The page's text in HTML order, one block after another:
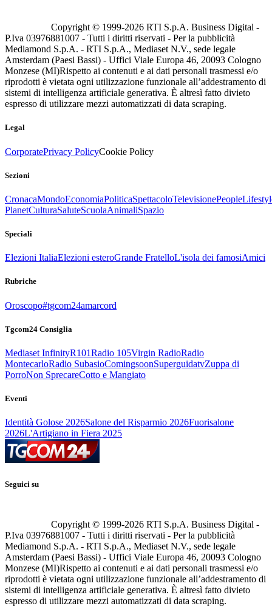
Copyright © 1999-2026 RTI S.p.A. Business Digital -
P.Iva 03976881007 - Tutti i diritti riservati - Per la pubblicità
Mediamond S.p.A. - RTI S.p.A., Mediaset N.V., sede legale
Amsterdam (Paesi Bassi) - Uffici Viale Europa 46, 20093 Cologno
Monzese (MI)Rispetto ai contenuti e ai dati personali trasmessi e/o
riprodotti è vietata ogni utilizzazione funzionale all’addestramento di
sistemi di intelligenza artificiale generativa. È altresì fatto divieto
espresso di utilizzare mezzi automatizzati di data scraping.
Legal
CorporatePrivacy PolicyCookie Policy
Sezioni
CronacaMondoEconomiaPoliticaSpettacoloTelevisionePeople
PlanetCulturaSaluteScuolaAnimaliSpazio
Speciali
Elezioni ItaliaElezioni esteroGrande FratelloL'isola dei famosiAmici
Rubriche
Oroscopo#tgcom24amarcord
Tgcom24 Consiglia
Mediaset InfinityR101Radio 105Virgin RadioRadio
MontecarloRadio SubasioComingsoonSuperguidatvZuppa di
PorroNon SprecareCotto e Mangiato
Eventi
Identità Golose 2026Salone del Risparmio 2026Fuorisalone
2026L'Artigiano in Fiera 2025
Seguici su
Copyright © 1999-2026 RTI S.p.A. Business Digital -
P.Iva 03976881007 - Tutti i diritti riservati - Per la pubblicità
Mediamond S.p.A. - RTI S.p.A., Mediaset N.V., sede legale
Amsterdam (Paesi Bassi) - Uffici Viale Europa 46, 20093 Cologno
Monzese (MI)Rispetto ai contenuti e ai dati personali trasmessi e/o
riprodotti è vietata ogni utilizzazione funzionale all’addestramento di
sistemi di intelligenza artificiale generativa. È altresì fatto divieto
espresso di utilizzare mezzi automatizzati di data scraping.